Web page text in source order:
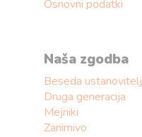
Osnovni podatki
Naša zgodba
Beseda
Druga generacija
Mejniki
Zanimivo